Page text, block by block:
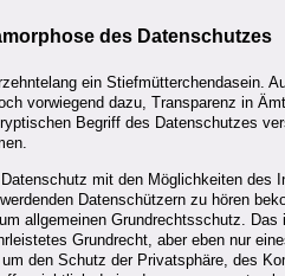
des Datenschutzes
ein Stiefmütterchendasein.
vorwiegend dazu, Transparenz in
Begriff des Datenschutzes
mit den Möglichkeiten des
Datenschützern zu hören
allgemeinen Grundrechtsschutz.
Grundrecht, aber eben nur
den Schutz der Privatsphäre, des